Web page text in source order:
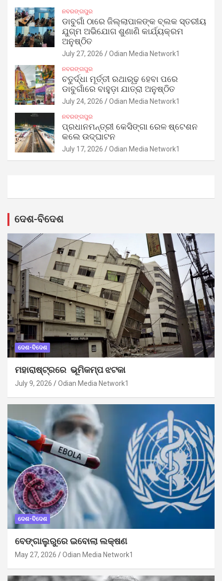
ନବରଙ୍ଗପୁର
ଡାବୁଗାଁ ଠାରେ ଜିଲ୍ଲାପାଳଙ୍କ ବ୍ଲକ ସ୍ତରୀୟ
ଯୁଗ୍ମ ଅଭିଯୋଗ ଶୁଣାଣି କାର୍ଯ୍ୟକ୍ରମ
ଅନୁଷ୍ଠିତ
July 27, 2026 Odian Media Network1
ନବରଙ୍ଗପୁର
ଚତୁର୍ଦ୍ଧା ମୂର୍ତ୍ତୀ ରଥାରୂଢ଼ ହେବା ପରେ
ଡାବୁଗାଁରେ ବାହୁଡ଼ା ଯାତ୍ରା ଅନୁଷ୍ଠିତ
July 24, 2026 Odian Media Network1
ନବରଙ୍ଗପୁର
ପ୍ରଧାନମନ୍ତ୍ରୀ କେସିଙ୍ଗା ରେଳ ଷ୍ଟେଶନ
କଲେ ଉଦ୍‌ଘାଟନ
July 17, 2026 Odian Media Network1
ଦେଶ-ବିଦେଶ
ଦେଶ-ବିଦେଶ
ମହାରାଷ୍ଟ୍ରରେ ଭୂମିକମ୍ପ ଝଟକା
July 9, 2026 Odian Media Network1
ଦେଶ-ବିଦେଶ
ବେଙ୍ଗାଲୁରୁରେ ଇବୋଲା ଲକ୍ଷଣ
May 27, 2026 Odian Media Network1